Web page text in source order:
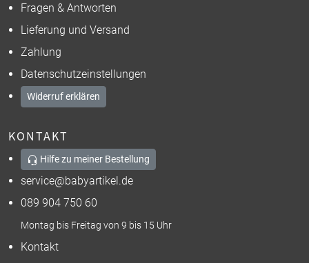
Fragen & Antworten
Lieferung und Versand
Zahlung
Datenschutzeinstellungen
Widerruf erklären
KONTAKT
Hilfe zu meiner Bestellung
service@babyartikel.de
089 904 750 60
Montag bis Freitag von 9 bis 15 Uhr
Kontakt